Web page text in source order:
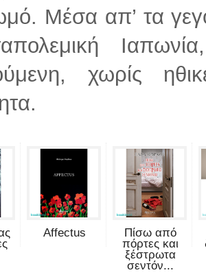
Μέσα απ’ τα
χωρίς
Affectus
Πίσω από
πόρτες και
ξέστρωτα
σεντόν...